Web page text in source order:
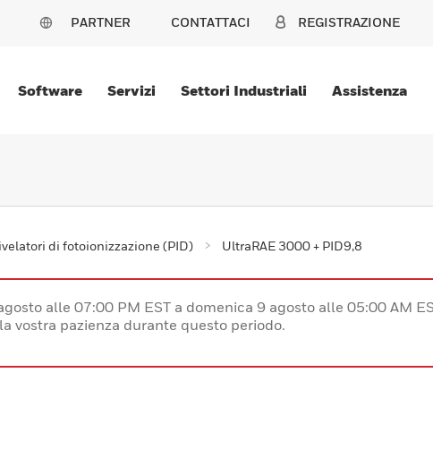
PARTNER CONTATTACI REGISTRAZIONE
Software Servizi Settori Industriali Assistenza
di fotoionizzazione (PID) UltraRAE 3000 + PID9,8
alle 07:00 PM EST a domenica 9 agosto alle 05:00 AM
vostra pazienza durante questo periodo.